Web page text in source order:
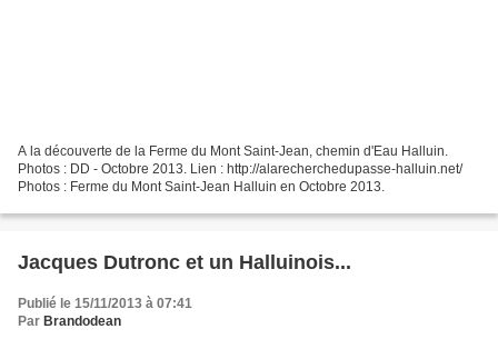
A la découverte de la Ferme du Mont Saint-Jean, chemin d'Eau Halluin.
Photos : DD - Octobre 2013. Lien : http://alarecherchedupasse-halluin.net/
Photos : Ferme du Mont Saint-Jean Halluin en Octobre 2013.
Jacques Dutronc et un Halluinois...
Publié le 15/11/2013 à 07:41
Par Brandodean